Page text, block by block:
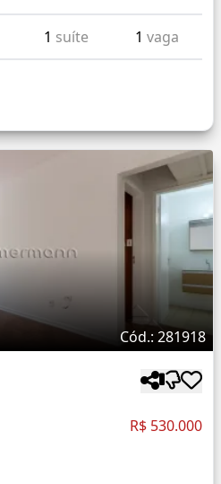
1 suíte 1 vaga
Cód.: 281918
R$ 530.000